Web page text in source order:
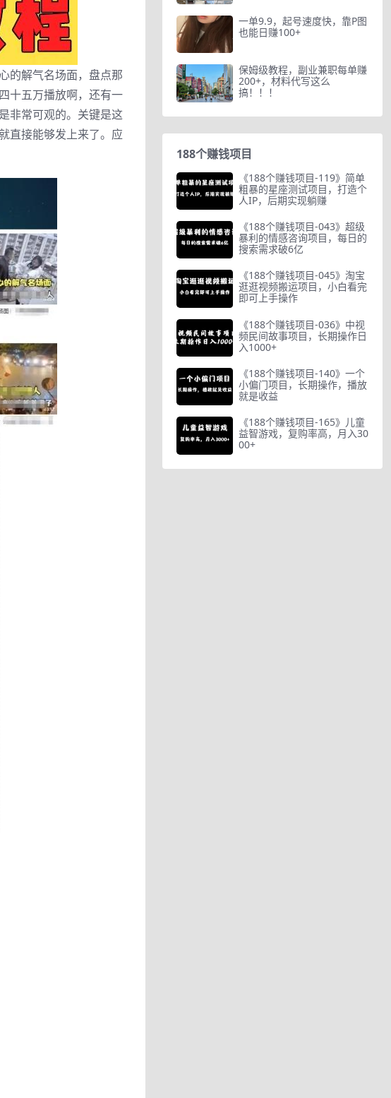
的解气名场面，盘点那
十五万播放啊，还有一
非常可观的。关键是这
直接能够发上来了。应
一单9.9，起号速度快，靠P图
也能日赚100+
保姆级教程，副业兼职每单赚
200+，材料代写这么
搞！！！
188个赚钱项目
《188个赚钱项目-119》简单
粗暴的星座测试项目，打造个
人IP，后期实现躺赚
《188个赚钱项目-043》超级
暴利的情感咨询项目，每日的
搜索需求破6亿
《188个赚钱项目-045》淘宝
逛逛视频搬运项目，小白看完
即可上手操作
《188个赚钱项目-036》中视
频民间故事项目，长期操作日
入1000+
《188个赚钱项目-140》一个
小偏门项目，长期操作，播放
就是收益
《188个赚钱项目-165》儿童
益智游戏，复购率高，月入30
00+